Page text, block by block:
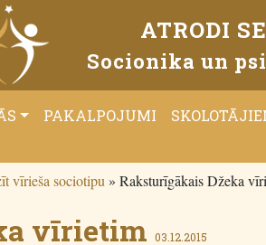
ATRODI
Socionika un
PAKALPOJUMI
vīrieša sociotipu » Raksturīgākais Džeka
vīrietim 03.12.2015